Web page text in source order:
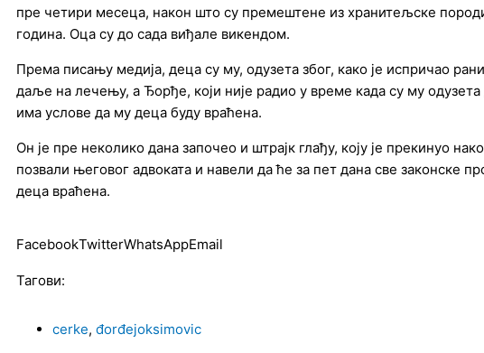
пре четири месеца, након што су премештене из хранитељске
година. Оца су до сада виђале викендом.
Према писању медија, деца су му, одузета због, како је испричао
даље на лечењу, а Ђорђе, који није радио у време када су му
има услове да му деца буду враћена.
Он је пре неколико дана започео и штрајк глађу, коју је прекинуо
позвали његовог адвоката и навели да ће за пет дана све законске
деца враћена.
FacebookTwitterWhatsAppEmail
Тагови:
cerke, đorđejoksimovic